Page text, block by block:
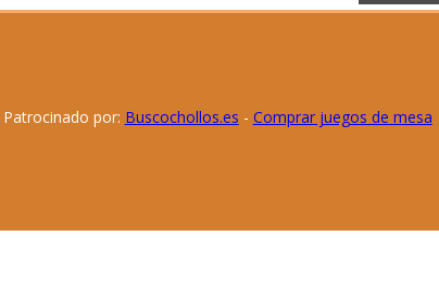
Patrocinado por: Buscochollos.es - Comprar juegos de mesa